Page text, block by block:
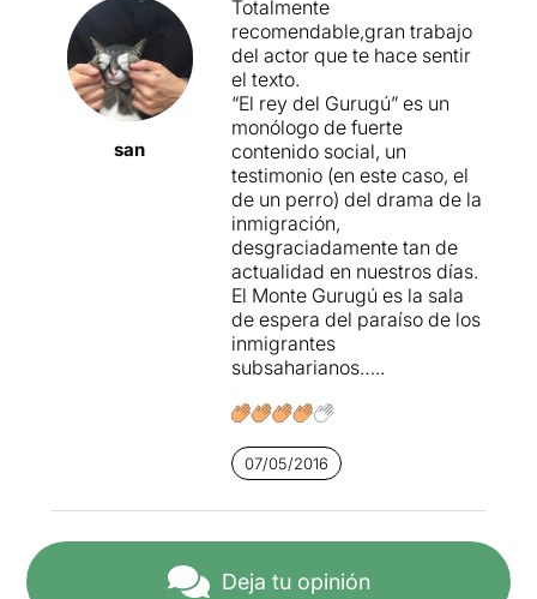
paga la pena de veure.
san
Totalmente
recomendable,gran trabajo
del actor que te hace sentir
el texto.
“El rey del Gurugú” es un
monólogo de fuerte
contenido social, un
testimonio (en este caso, el
de un perro) del drama de la
inmigración,
desgraciadamente tan de
actualidad en nuestros días.
El Monte Gurugú es la sala
de espera del paraíso de los
inmigrantes
subsaharianos…..
07/05/2016
Deja tu opinión